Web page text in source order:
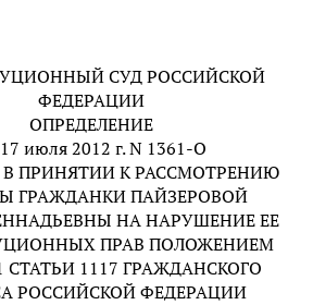
СУД РОССИЙСКОЙ
ФЕДЕРАЦИИ
ОПРЕДЕЛЕНИЕ
июля 2012 г. N 1361-О
В ПРИНЯТИИ К РАССМОТРЕНИЮ
ГРАЖДАНКИ ПАЙЗЕРОВОЙ
НА НАРУШЕНИЕ ЕЕ
ПРАВ ПОЛОЖЕНИЕМ
СТАТЬИ 1117 ГРАЖДАНСКОГО
РОССИЙСКОЙ ФЕДЕРАЦИИ